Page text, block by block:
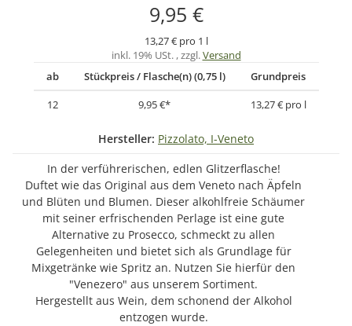
9,95 €
13,27 € pro 1 l
inkl. 19% USt. , zzgl.Versand
ab
Stückpreis / Flasche(n) (0,75 l)
Grundpreis
12
9,95 €* 13,27 € pro l
Hersteller: Pizzolato, I-Veneto
In der verführerischen, edlen Glitzerflasche!
Duftet wie das Original aus dem Veneto nach Äpfeln
und Blüten und Blumen. Dieser alkohlfreie Schäumer
mit seiner erfrischenden Perlage ist eine gute
Alternative zu Prosecco, schmeckt zu allen
Gelegenheiten und bietet sich als Grundlage für
Mixgetränke wie Spritz an. Nutzen Sie hierfür den
"Venezero" aus unserem Sortiment.
Hergestellt aus Wein, dem schonend der Alkohol
entzogen wurde.